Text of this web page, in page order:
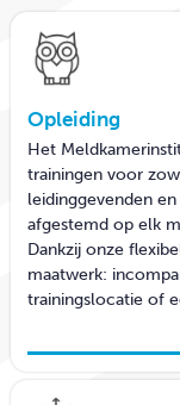
Opleiding
Het
trainingen voor
leidinggevenden
afgestemd op elk
Dankzij onze
maatwerk:
trainingslocatie of